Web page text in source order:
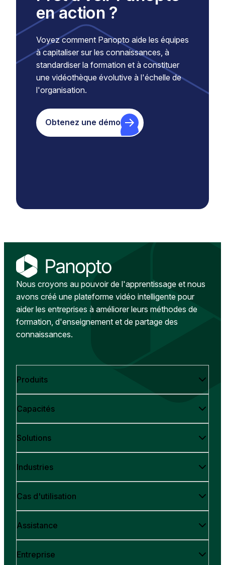
en action ?
Voyez comment Panopto aide les équipes
à capitaliser sur les connaissances, à
standardiser la formation et à constituer
une vidéothèque évolutive à l'échelle de
l'organisation.
Obtenez une démo
Nous croyons au pouvoir de l'apprentissage et nous
avons créé une plateforme vidéo intelligente pour
aider les entreprises à améliorer leurs méthodes de
formation, d'enseignement et de partage des
connaissances.
Produits
Capacités
Solutions
Industries
Cas d'utilisation
Assistance
Entreprise